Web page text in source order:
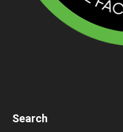
Search